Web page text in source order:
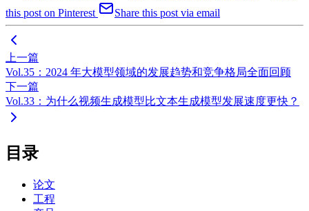
this post on Pinterest
Share this post via email
上一篇
Vol.35：2024 年大模型领域的发展趋势和竞争格局全面回顾
下一篇
Vol.33：为什么视频生成模型比文本生成模型发展速度更快？
目录
论文
工程